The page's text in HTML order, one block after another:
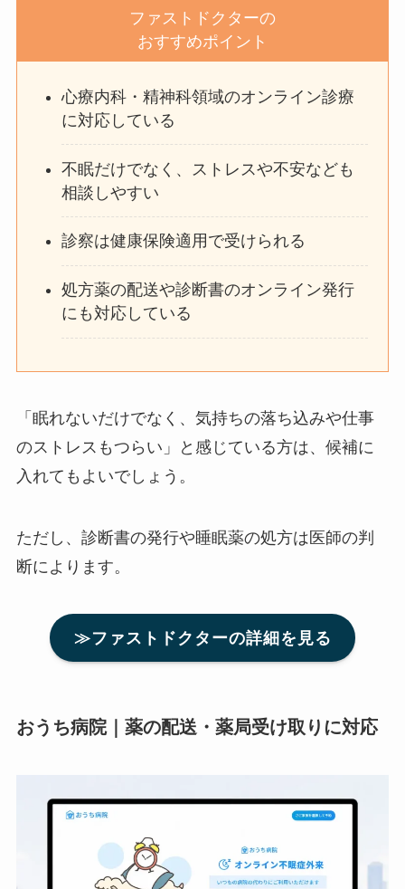
ファストドクターの
おすすめポイント
心療内科・精神科領域のオンライン診療
に対応している
不眠だけでなく、ストレスや不安なども
相談しやすい
診察は健康保険適用で受けられる
処方薬の配送や診断書のオンライン発行
にも対応している
「眠れないだけでなく、気持ちの落ち込みや仕事
のストレスもつらい」と感じている方は、候補に
入れてもよいでしょう。
ただし、診断書の発行や睡眠薬の処方は医師の判
断によります。
≫ファストドクターの詳細を見る
おうち病院｜薬の配送・薬局受け取りに対応